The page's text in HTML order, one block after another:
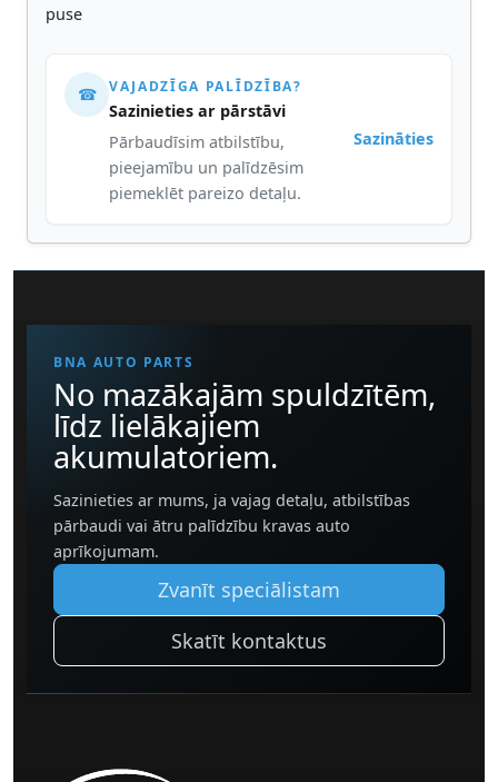
puse
☎ VAJADZĪGA PALĪDZĪBA?
Sazinieties ar pārstāvi
Pārbaudīsim atbilstību,
pieejamību un palīdzēsim
piemeklēt pareizo detaļu.
Sazināties
BNA AUTO PARTS
No mazākajām spuldzītēm,
līdz lielākajiem
akumulatoriem.
Sazinieties ar mums, ja vajag detaļu, atbilstības
pārbaudi vai ātru palīdzību kravas auto
aprīkojumam.
Zvanīt speciālistam
Skatīt kontaktus